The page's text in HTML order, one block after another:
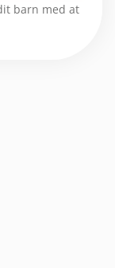
barn med at